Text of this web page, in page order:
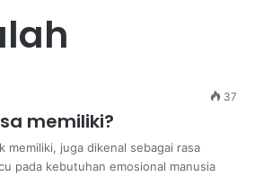
37
memiliki?
memiliki, juga dikenal sebagai rasa
pada kebutuhan emosional manusia